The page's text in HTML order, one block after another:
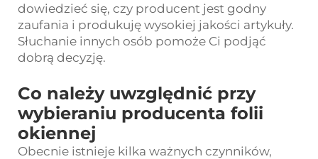
dowiedzieć się, czy producent jest godny
zaufania i produkuję wysokiej jakości artykuły.
Słuchanie innych osób pomoże Ci podjąć
dobrą decyzję.
Co należy uwzględnić przy
wybieraniu producenta folii
okiennej
Obecnie istnieje kilka ważnych czynników,